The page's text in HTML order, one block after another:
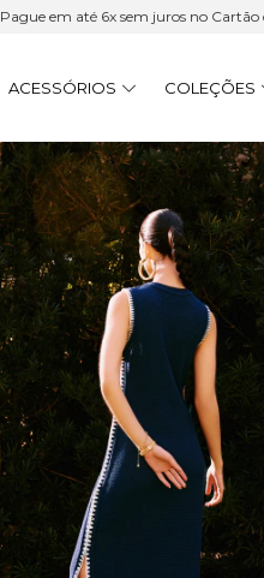
Pague em até 6x sem juros no Cartão
ACESSÓRIOS COLEÇÕES